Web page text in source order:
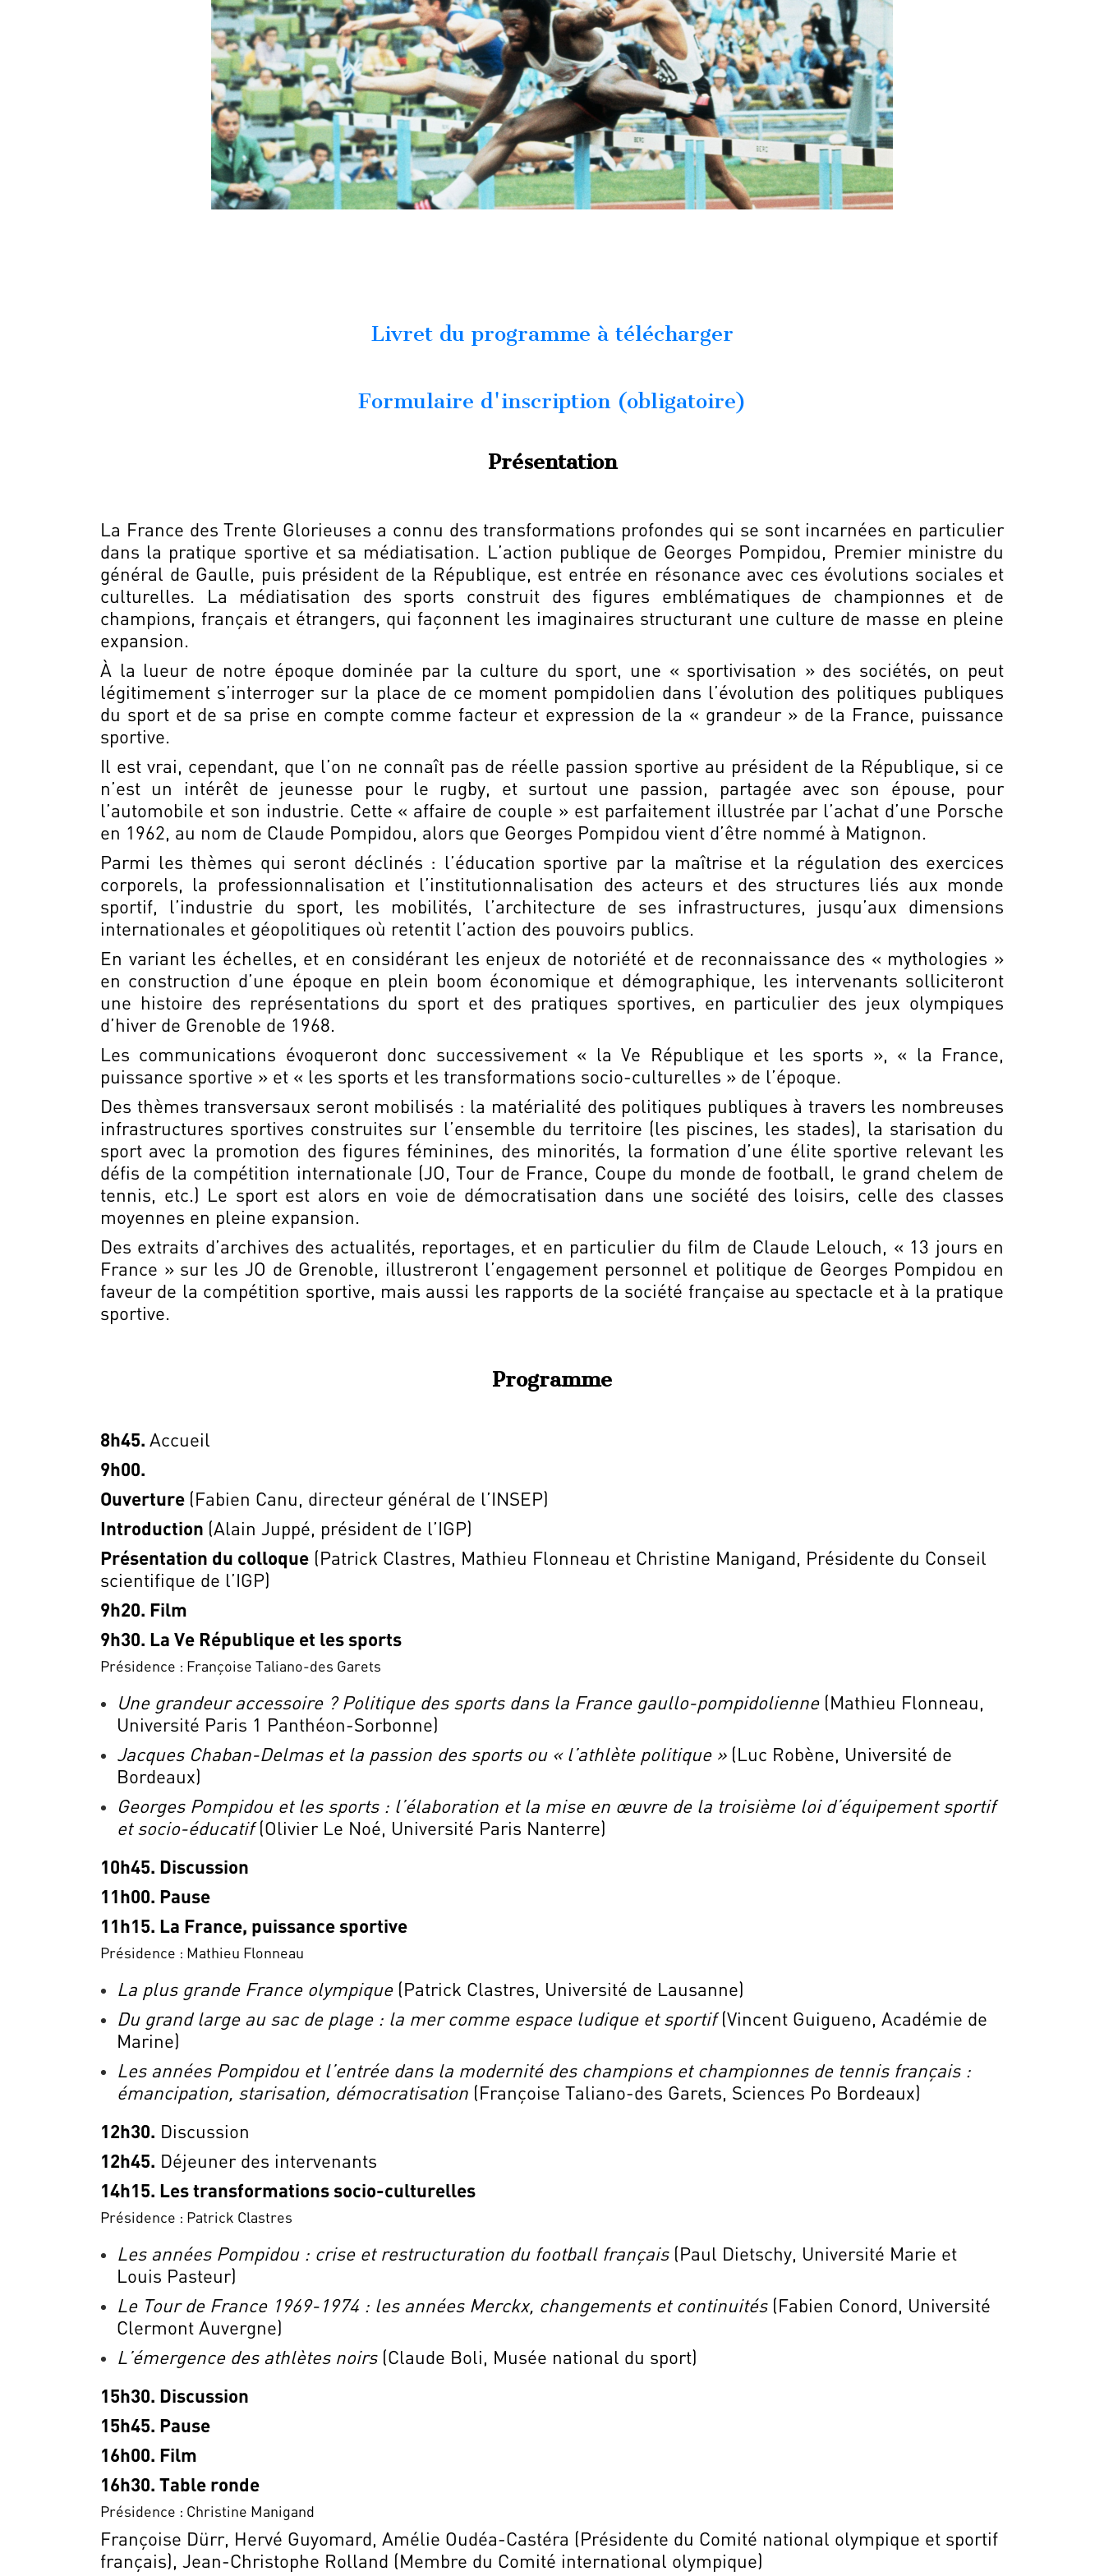
Livret du programme à télécharger
Formulaire d'inscription (obligatoire)
Présentation
La France des Trente Glorieuses a connu des transformations profondes qui se sont incarnées en particulier
dans la pratique sportive et sa médiatisation. L’action publique de Georges Pompidou, Premier ministre du
général de Gaulle, puis président de la République, est entrée en résonance avec ces évolutions sociales et
culturelles. La médiatisation des sports construit des figures emblématiques de championnes et de
champions, français et étrangers, qui façonnent les imaginaires structurant une culture de masse en pleine
expansion.
À la lueur de notre époque dominée par la culture du sport, une « sportivisation » des sociétés, on peut
légitimement s’interroger sur la place de ce moment pompidolien dans l’évolution des politiques publiques
du sport et de sa prise en compte comme facteur et expression de la « grandeur » de la France, puissance
sportive.
Il est vrai, cependant, que l’on ne connaît pas de réelle passion sportive au président de la République, si ce
n’est un intérêt de jeunesse pour le rugby, et surtout une passion, partagée avec son épouse, pour
l’automobile et son industrie. Cette « affaire de couple » est parfaitement illustrée par l’achat d’une Porsche
en 1962, au nom de Claude Pompidou, alors que Georges Pompidou vient d’être nommé à Matignon.
Parmi les thèmes qui seront déclinés : l’éducation sportive par la maîtrise et la régulation des exercices
corporels, la professionnalisation et l’institutionnalisation des acteurs et des structures liés aux monde
sportif, l’industrie du sport, les mobilités, l’architecture de ses infrastructures, jusqu’aux dimensions
internationales et géopolitiques où retentit l’action des pouvoirs publics.
En variant les échelles, et en considérant les enjeux de notoriété et de reconnaissance des « mythologies »
en construction d’une époque en plein boom économique et démographique, les intervenants solliciteront
une histoire des représentations du sport et des pratiques sportives, en particulier des jeux olympiques
d’hiver de Grenoble de 1968.
Les communications évoqueront donc successivement « la Ve République et les sports », « la France,
puissance sportive » et « les sports et les transformations socio-culturelles » de l’époque.
Des thèmes transversaux seront mobilisés : la matérialité des politiques publiques à travers les nombreuses
infrastructures sportives construites sur l’ensemble du territoire (les piscines, les stades), la starisation du
sport avec la promotion des figures féminines, des minorités, la formation d’une élite sportive relevant les
défis de la compétition internationale (JO, Tour de France, Coupe du monde de football, le grand chelem de
tennis, etc.) Le sport est alors en voie de démocratisation dans une société des loisirs, celle des classes
moyennes en pleine expansion.
Des extraits d’archives des actualités, reportages, et en particulier du film de Claude Lelouch, « 13 jours en
France » sur les JO de Grenoble, illustreront l’engagement personnel et politique de Georges Pompidou en
faveur de la compétition sportive, mais aussi les rapports de la société française au spectacle et à la pratique
sportive.
Programme
8h45. Accueil
9h00.
Ouverture (Fabien Canu, directeur général de l’INSEP)
Introduction (Alain Juppé, président de l’IGP)
Présentation du colloque (Patrick Clastres, Mathieu Flonneau et Christine Manigand, Présidente du Conseil
scientifique de l’IGP)
9h20. Film
9h30. La Ve République et les sports
Présidence : Françoise Taliano-des Garets
Une grandeur accessoire ? Politique des sports dans la France gaullo-pompidolienne(Mathieu Flonneau,
Université Paris 1 Panthéon-Sorbonne)
Jacques Chaban-Delmas et la passion des sports ou « l’athlète politique » (Luc Robène, Université de
Bordeaux)
Georges Pompidou et les sports : l’élaboration et la mise en œuvre de la troisième loi d’équipement sportif
et socio-éducatif(Olivier Le Noé, Université Paris Nanterre)
10h45. Discussion
11h00. Pause
11h15. La France, puissance sportive
Présidence : Mathieu Flonneau
La plus grande France olympique(Patrick Clastres, Université de Lausanne)
Du grand large au sac de plage : la mer comme espace ludique et sportif(Vincent Guigueno, Académie de
Marine)
Les années Pompidou et l’entrée dans la modernité des champions et championnes de tennis français :
émancipation, starisation, démocratisation (Françoise Taliano-des Garets, Sciences Po Bordeaux)
12h30. Discussion
12h45. Déjeuner des intervenants
14h15. Les transformations socio-culturelles
Présidence : Patrick Clastres
Les années Pompidou : crise et restructuration du football français(Paul Dietschy, Université Marie et
Louis Pasteur)
Le Tour de France 1969-1974 : les années Merckx, changements et continuités (Fabien Conord, Université
Clermont Auvergne)
L’émergence des athlètes noirs (Claude Boli, Musée national du sport)
15h30. Discussion
15h45. Pause
16h00. Film
16h30. Table ronde
Présidence : Christine Manigand
Françoise Dürr, Hervé Guyomard, Amélie Oudéa-Castéra (Présidente du Comité national olympique et sportif
français), Jean-Christophe Rolland (Membre du Comité international olympique)